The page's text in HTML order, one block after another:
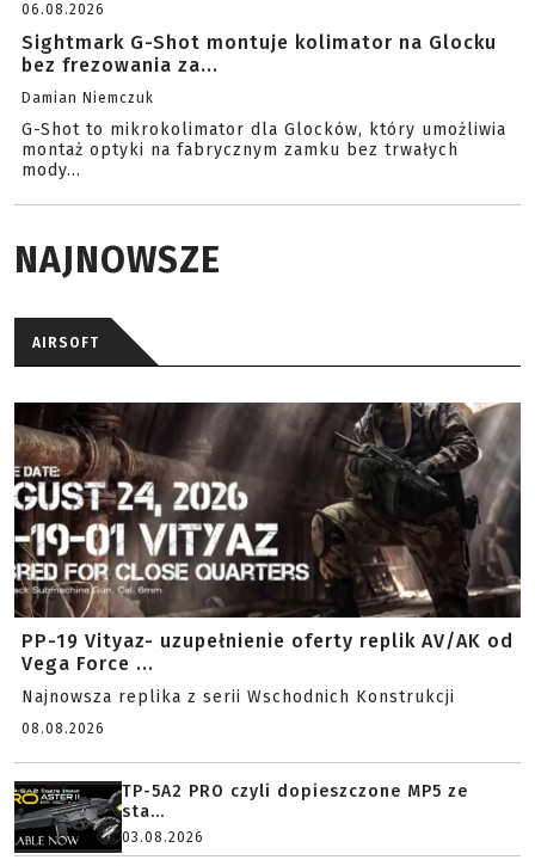
06.08.2026
Sightmark G-Shot montuje kolimator na Glocku
bez frezowania za...
Damian Niemczuk
G-Shot to mikrokolimator dla Glocków, który umożliwia
montaż optyki na fabrycznym zamku bez trwałych
mody...
NAJNOWSZE
AIRSOFT
PP-19 Vityaz- uzupełnienie oferty replik AV/AK od
Vega Force ...
Najnowsza replika z serii Wschodnich Konstrukcji
08.08.2026
TP-5A2 PRO czyli dopieszczone MP5 ze
sta...
03.08.2026